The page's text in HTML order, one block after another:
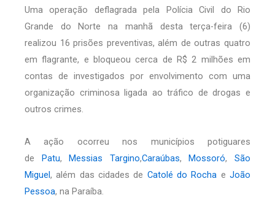
Uma operação deflagrada pela Polícia Civil do Rio
Grande do Norte na manhã desta terça-feira (6)
realizou 16 prisões preventivas, além de outras quatro
em flagrante, e bloqueou cerca de R$ 2 milhões em
contas de investigados por envolvimento com uma
organização criminosa ligada ao tráfico de drogas e
outros crimes.
A ação ocorreu nos municípios potiguares
de Patu,Messias Targino,Caraúbas,Mossoró,São
Miguel, além das cidades de Catolé do Rocha eJoão
Pessoa, na Paraíba.